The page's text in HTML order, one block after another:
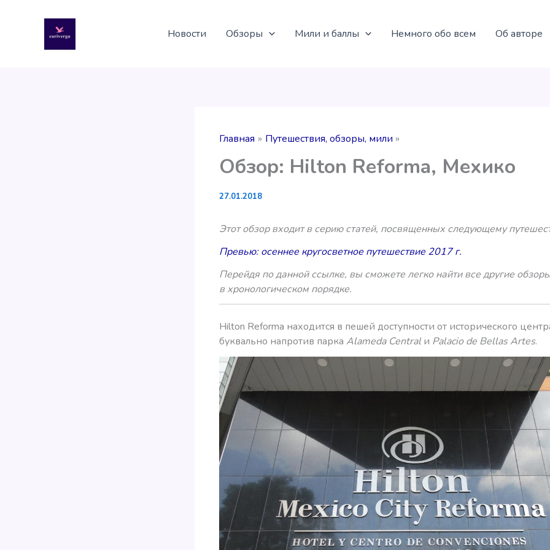
содержимому
Новости Обзоры Мили и баллы Немного обо всем Об авторе
Главная Путешествия, обзоры, мили
Обзор: Hilton Reforma, Мехико
27.01.2018
Этот обзор входит в серию статей, посвященных следующему
Превью: осеннее кругосветное путешествие 2017 г.
Перейдя по данной ссылке, вы сможете легко найти все другие
в хронологическом порядке.
Hilton Reforma находится в пешей доступности от исторического
буквально напротив парка Alameda Central и Palacio de Bellas Artes.